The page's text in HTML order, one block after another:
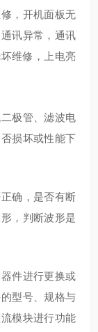
，开机面板无
讯异常，通讯
维修，上电亮
极管、滤波电
损坏或性能下
确，是否有断
，判断波形是
件进行更换或
型号、规格与
模块进行功能